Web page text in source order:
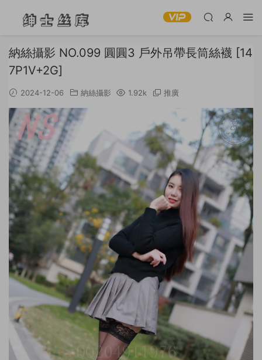
納絲攝影 NO.099 圓圓3 戶外吊帶長筒絲襪 [14
7P1V+2G]
2024-12-06 納絲攝影 1.92k 推廣